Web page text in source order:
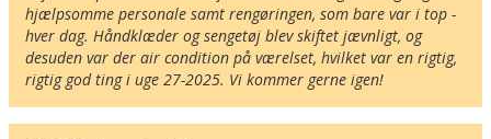
hjælpsomme personale samt rengøringen, som bare var i top -
hver dag. Håndklæder og sengetøj blev skiftet jævnligt, og
desuden var der air condition på værelset, hvilket var en rigtig,
rigtig god ting i uge 27-2025. Vi kommer gerne igen!